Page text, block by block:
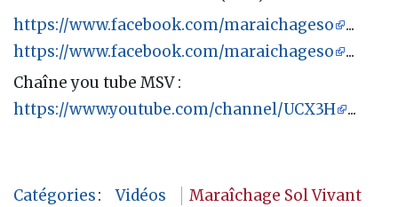
https://www.facebook.com/maraichageso
...
https://www.facebook.com/maraichageso
...
Chaîne you tube MSV :
https://www.youtube.com/channel/UCX3H
...
Catégories: Vidéos
Maraîchage Sol Vivant